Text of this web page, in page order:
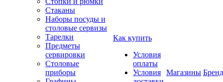
Стаканы
Наборы посуды и
столовые сервизы
Тарелки
Предметы
сервировки
Столовые
приборы
Как купить
Условия
оплаты
Условия
Магазины